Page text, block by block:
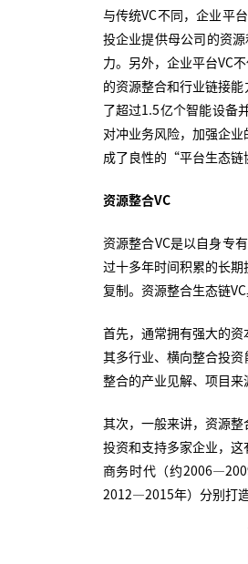
与传统VC不同，企业平
投企业提供母公司的资
力。另外，企业平台VC
的资源整合和行业链接
了超过1.5亿个智能设备
对冲业务风险，加强企
成了良性的“平台生态链
资源整合VC
资源整合VC是以自身专
过十多年时间积累的长
复制。资源整合生态链VC
首先，通常拥有强大的
其多行业、横向整合投
整合的产业见解、项目来
其次，一般来讲，资源
投资和支持多家企业，
商务时代（约
2012—2015年）分别打